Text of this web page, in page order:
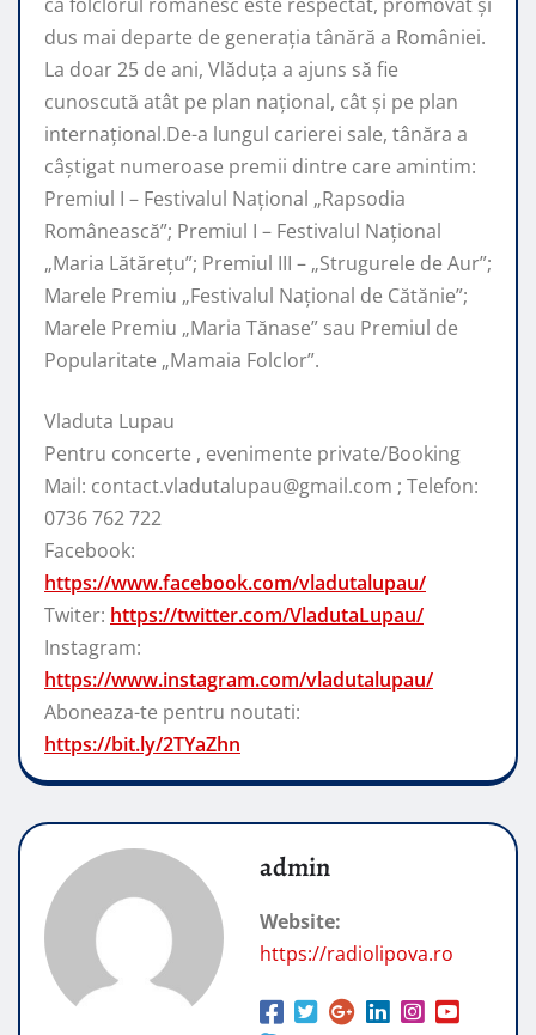
dus mai departe de generaţia tânără a României.
La doar 25 de ani, Vlăduța a ajuns să fie
cunoscută atât pe plan naţional, cât şi pe plan
internaţional.De-a lungul carierei sale, tânăra a
câştigat numeroase premii dintre care amintim:
Premiul I – Festivalul Național „Rapsodia
Românească”; Premiul I – Festivalul Național
„Maria Lătărețu”; Premiul III – „Strugurele de Aur”;
Marele Premiu „Festivalul Național de Cătănie”;
Marele Premiu „Maria Tănase” sau Premiul de
Popularitate „Mamaia Folclor”.
Vladuta Lupau
Pentru concerte , evenimente private/Booking
Mail: contact.vladutalupau@gmail.com ; Telefon:
0736 762 722
Facebook:
https://www.facebook.com/vladutalupau/
Twiter: https://twitter.com/VladutaLupau/
Instagram:
https://www.instagram.com/vladutalupau/
Aboneaza-te pentru noutati:
https://bit.ly/2TYaZhn
admin
Website:
https://radiolipova.ro